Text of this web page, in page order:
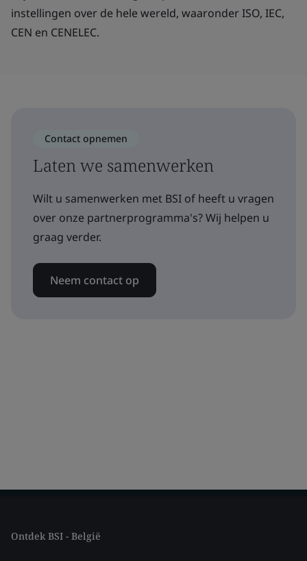
instellingen over de hele wereld, waaronder ISO, IEC,
CEN en CENELEC.
Contact opnemen
Laten we samenwerken
Wilt u samenwerken met BSI of heeft u vragen
over onze partnerprogramma's? Wij helpen u
graag verder.
Neem contact op
Ontdek BSI - België